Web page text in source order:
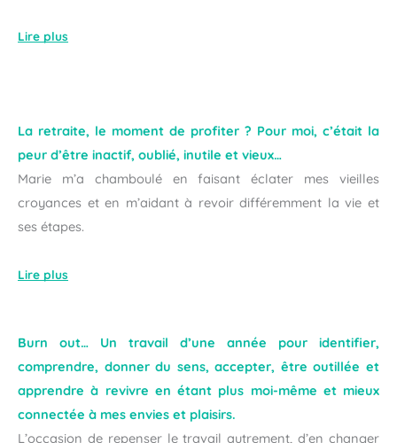
Lire plus
La retraite, le moment de profiter ? Pour moi, c’était la
peur d’être inactif, oublié, inutile et vieux…
Marie m’a chamboulé en faisant éclater mes vieilles
croyances et en m’aidant à revoir différemment la vie et
ses étapes.
Lire plus
Burn out… Un travail d’une année pour identifier,
comprendre, donner du sens, accepter, être outillée et
apprendre à revivre en étant plus moi-même et mieux
connectée à mes envies et plaisirs.
L’occasion de repenser le travail autrement, d’en changer